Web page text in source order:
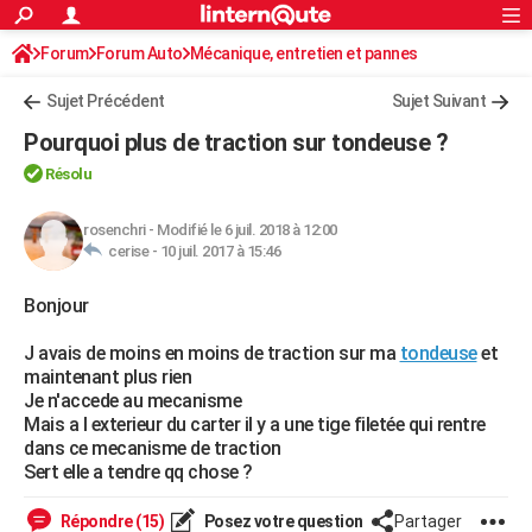
ACTUALITÉS
Politique
Société
Faits Divers
Education
Monde
Villes
+
Programme TV
TNTStreaming
Cinéma
Sorties cinéma
Musique
+FINANCE
Retraite
Impôts
Epargne
Immobilier
Risques naturels par ville
Banque
Assurance
Crédit
AUTO
Essais
Réserver un essai
Citadines
Berlines
SUV
Forum auto
HIGH-TECH
Mobiles
Meilleur smartphone
Internet
Ordinateurs
Jeux vidéo
Guide high-tech
+BRICOLAGE
Forum
Aménagement intérieur
Extérieur
Cuisine
Salle de bains
Jardinage
Rangement
WEEK-END
Guides de France
Escapades
Patrimoine
Expositions
Musées
Week-end nature
+LIFESTYLE
Art de vivre
Bien-être
Loisirs
Mode
Modes de vie
SANTE
Alimentation
Guide de la santé
Maladies
Médicaments
Sommeil
VOYAGE
Rechercher
S'inscrire
Connexion
Forum Forum Auto Mécanique, entretien et pannes
Sujet Précédent Sujet Suivant
Pourquoi plus de traction sur tondeuse ?
Résolu
rosenchri- Modifié le 6 juil. 2018 à 12:00
cerise - 10 juil. 2017 à 15:46
Bonjour
J avais de moins en moins de traction sur ma tondeuseet
maintenant plus rien
Je n'accede au mecanisme
Mais a l exterieur du carter il y a une tige filetée qui rentre
dans ce mecanisme de traction
Sert elle a tendre qq chose ?
Répondre (15) Posez votre question Partager